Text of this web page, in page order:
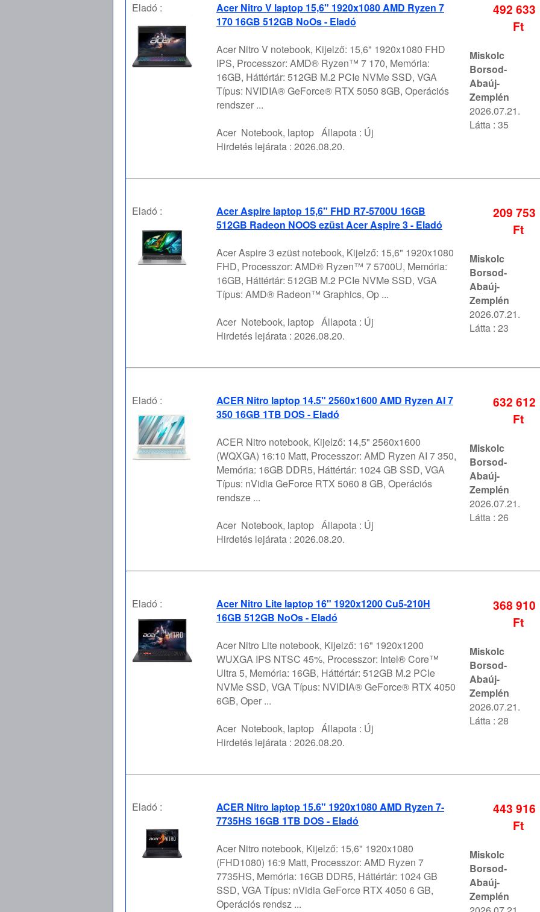
Eladó :
Acer Nitro V laptop 15,6" 1920x1080 AMD Ryzen 7
170 16GB 512GB NoOs - Eladó
Acer Nitro V notebook, Kijelző: 15,6" 1920x1080 FHD
IPS, Processzor: AMD® Ryzen™ 7 170, Memória:
16GB, Háttértár: 512GB M.2 PCIe NVMe SSD, VGA
Típus: NVIDIA® GeForce® RTX 5050 8GB, Operációs
rendszer ...
Acer Notebook, laptop Állapota : Új
Hirdetés lejárata : 2026.08.20.
492 633
Ft
Miskolc
Borsod-
Abaúj-
Zemplén
2026.07.21.
Látta : 35
Eladó :
Acer Aspire laptop 15,6" FHD R7-5700U 16GB
512GB Radeon NOOS ezüst Acer Aspire 3 - Eladó
Acer Aspire 3 ezüst notebook, Kijelző: 15,6" 1920x1080
FHD, Processzor: AMD® Ryzen™ 7 5700U, Memória:
16GB, Háttértár: 512GB M.2 PCIe NVMe SSD, VGA
Típus: AMD® Radeon™ Graphics, Op ...
Acer Notebook, laptop Állapota : Új
Hirdetés lejárata : 2026.08.20.
209 753
Ft
Miskolc
Borsod-
Abaúj-
Zemplén
2026.07.21.
Látta : 23
Eladó :
ACER Nitro laptop 14.5" 2560x1600 AMD Ryzen AI 7
350 16GB 1TB DOS - Eladó
ACER Nitro notebook, Kijelző: 14,5" 2560x1600
(WQXGA) 16:10 Matt, Processzor: AMD Ryzen AI 7 350,
Memória: 16GB DDR5, Háttértár: 1024 GB SSD, VGA
Típus: nVidia GeForce RTX 5060 8 GB, Operációs
rendsze ...
Acer Notebook, laptop Állapota : Új
Hirdetés lejárata : 2026.08.20.
632 612
Ft
Miskolc
Borsod-
Abaúj-
Zemplén
2026.07.21.
Látta : 26
Eladó :
Acer Nitro Lite laptop 16" 1920x1200 Cu5-210H
16GB 512GB NoOs - Eladó
Acer Nitro Lite notebook, Kijelző: 16" 1920x1200
WUXGA IPS NTSC 45%, Processzor: Intel® Core™
Ultra 5, Memória: 16GB, Háttértár: 512GB M.2 PCIe
NVMe SSD, VGA Típus: NVIDIA® GeForce® RTX 4050
6GB, Oper ...
Acer Notebook, laptop Állapota : Új
Hirdetés lejárata : 2026.08.20.
368 910
Ft
Miskolc
Borsod-
Abaúj-
Zemplén
2026.07.21.
Látta : 28
Eladó :
ACER Nitro laptop 15.6" 1920x1080 AMD Ryzen 7-
7735HS 16GB 1TB DOS - Eladó
Acer Nitro notebook, Kijelző: 15,6" 1920x1080
(FHD1080) 16:9 Matt, Processzor: AMD Ryzen 7
7735HS, Memória: 16GB DDR5, Háttértár: 1024 GB
SSD, VGA Típus: nVidia GeForce RTX 4050 6 GB,
Operációs rendsz ...
443 916
Ft
Miskolc
Borsod-
Abaúj-
Zemplén